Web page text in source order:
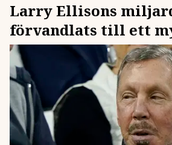
Larry Ellisons
förvandlats till ett